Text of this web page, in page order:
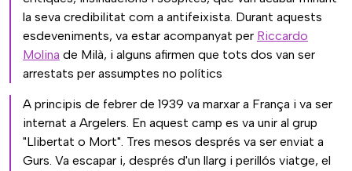
la seva credibilitat com a antifeixista. Durant aquests
esdeveniments, va estar acompanyat per Riccardo
Molina de Milà, i alguns afirmen que tots dos van ser
arrestats per assumptes no polítics
A principis de febrer de 1939 va marxar a França i va ser
internat a Argelers. En aquest camp es va unir al grup
"Llibertat o Mort". Tres mesos després va ser enviat a
Gurs. Va escapar i, després d'un llarg i perillós viatge, el